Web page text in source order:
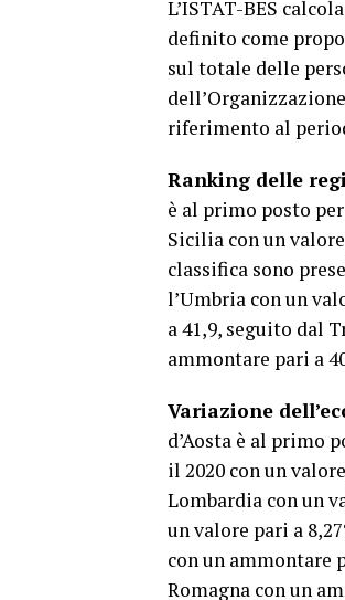
L’ISTAT-BES
definito come
sul totale delle
riferimento al
Ranking delle
è al primo posto
Sicilia con un
classifica sono
l’Umbria con un
a 41,9, seguito dal
ammontare pari a
Variazione
d’Aosta è al primo
il 2020 con un
Lombardia con un
un valore pari a
con un ammontare
Romagna con un